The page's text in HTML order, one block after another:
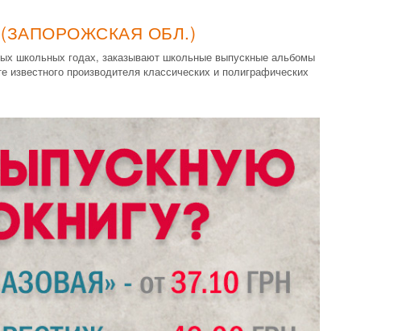
ОБЛ.)
школьных годах, заказывают школьные выпускные альбомы
производителя классических и полиграфических